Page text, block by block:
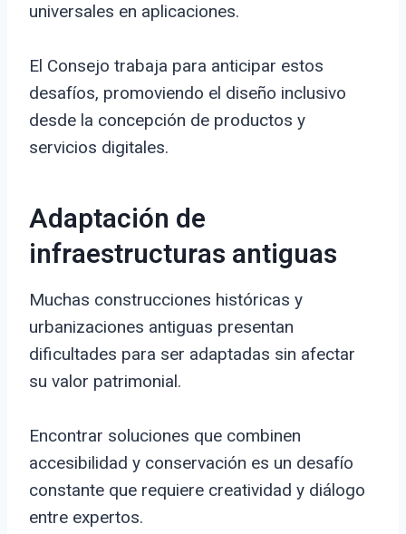
universales en aplicaciones.
El Consejo trabaja para anticipar estos
desafíos, promoviendo el diseño inclusivo
desde la concepción de productos y
servicios digitales.
Adaptación de
infraestructuras antiguas
Muchas construcciones históricas y
urbanizaciones antiguas presentan
dificultades para ser adaptadas sin afectar
su valor patrimonial.
Encontrar soluciones que combinen
accesibilidad y conservación es un desafío
constante que requiere creatividad y diálogo
entre expertos.